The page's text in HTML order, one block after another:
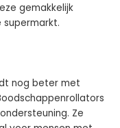
gemakkelijk
nog beter met
Ze